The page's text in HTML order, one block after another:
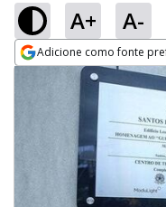
A+ A-
Adicione como fonte
Opens in new window